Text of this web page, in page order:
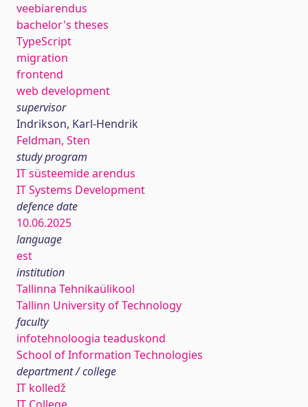
veebiarendus
bachelor's theses
TypeScript
migration
frontend
web development
supervisor
Indrikson, Karl-Hendrik
Feldman, Sten
study program
IT süsteemide arendus
IT Systems Development
defence date
10.06.2025
language
est
institution
Tallinna Tehnikaülikool
Tallinn University of Technology
faculty
infotehnoloogia teaduskond
School of Information Technologies
department / college
IT kolledž